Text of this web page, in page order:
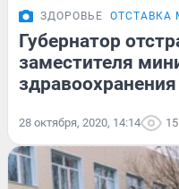
ЗДОРОВЬЕ ОТСТАВКА
Губернатор
заместителя
28 октября, 2020, 14:14